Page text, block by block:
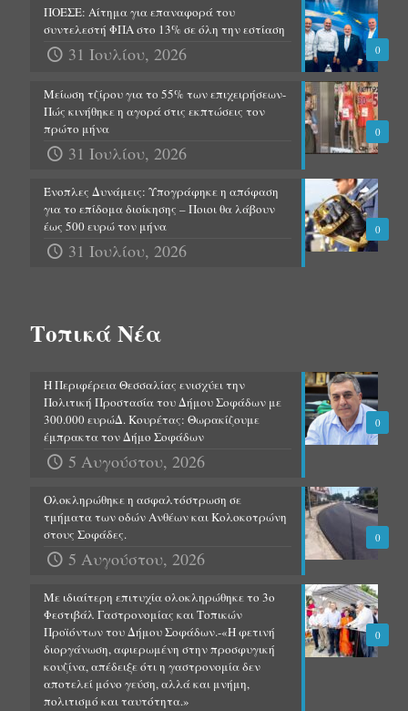
0
ΠΟΕΣΕ: Αίτημα για επαναφορά του
συντελεστή ΦΠΑ στο 13% σε όλη την εστίαση
31 Ιουλίου, 2026
0
Μείωση τζίρου για το 55% των επιχειρήσεων-
Πώς κινήθηκε η αγορά στις εκπτώσεις τον
πρώτο μήνα
31 Ιουλίου, 2026
0
Ένοπλες Δυνάμεις: Υπογράφηκε η απόφαση
για το επίδομα διοίκησης – Ποιοι θα λάβουν
έως 500 ευρώ τον μήνα
31 Ιουλίου, 2026
Τοπικά Νέα
0
Η Περιφέρεια Θεσσαλίας ενισχύει την
Πολιτική Προστασία του Δήμου Σοφάδων με
300.000 ευρώΔ. Κουρέτας: Θωρακίζουμε
έμπρακτα τον Δήμο Σοφάδων
5 Αυγούστου, 2026
0
Ολοκληρώθηκε η ασφαλτόστρωση σε
τμήματα των οδών Ανθέων και Κολοκοτρώνη
στους Σοφάδες.
5 Αυγούστου, 2026
0
Με ιδιαίτερη επιτυχία ολοκληρώθηκε το 3ο
Φεστιβάλ Γαστρονομίας και Τοπικών
Προϊόντων του Δήμου Σοφάδων.-«Η φετινή
διοργάνωση, αφιερωμένη στην προσφυγική
κουζίνα, απέδειξε ότι η γαστρονομία δεν
αποτελεί μόνο γεύση, αλλά και μνήμη,
πολιτισμό και ταυτότητα.»